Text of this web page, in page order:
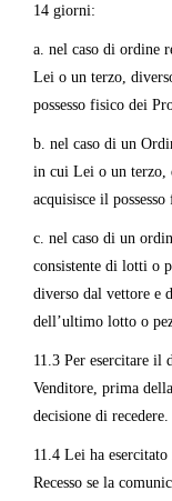
14 giorni:
a. nel caso di ordine
Lei o un terzo,
possesso fisico dei
b. nel caso di un
in cui Lei o un terzo,
acquisisce il
c. nel caso di un
consistente di lotti o
diverso dal vettore e
dell’ultimo lotto o
11.3 Per esercitare
Venditore, prima
decisione di recedere.
11.4 Lei ha
Recesso se la